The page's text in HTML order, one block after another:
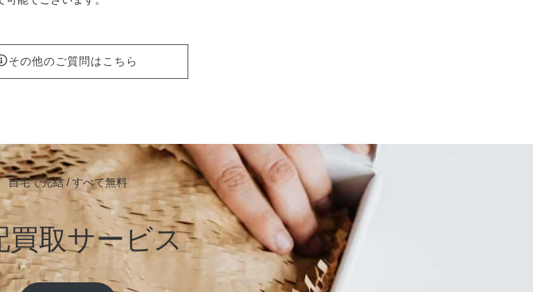
その他のご質問はこちら
自宅で完結 / すべて無料
買取サービス